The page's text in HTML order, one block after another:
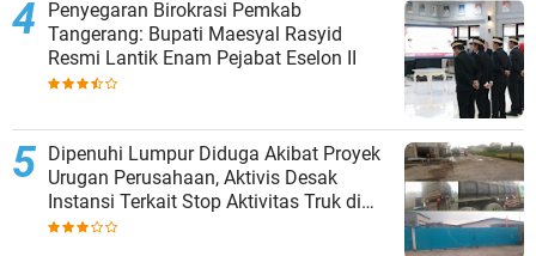
Penyegaran Birokrasi Pemkab
Tangerang: Bupati Maesyal Rasyid
Resmi Lantik Enam Pejabat Eselon II
Dipenuhi Lumpur Diduga Akibat Proyek
Urugan Perusahaan, Aktivis Desak
Instansi Terkait Stop Aktivitas Truk di
Siang Hari